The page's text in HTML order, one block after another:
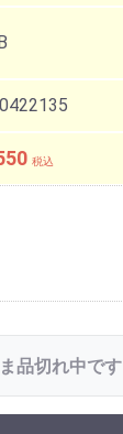
税込
品切れ中です